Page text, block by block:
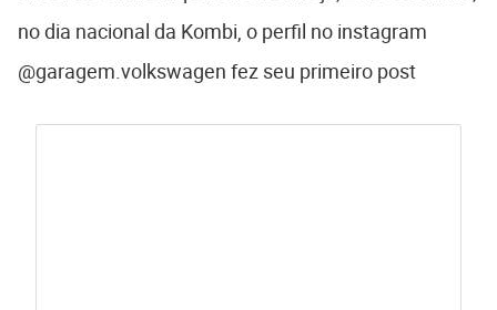
no dia nacional da Kombi, o perfil no instagram
@garagem.volkswagen fez seu primeiro post